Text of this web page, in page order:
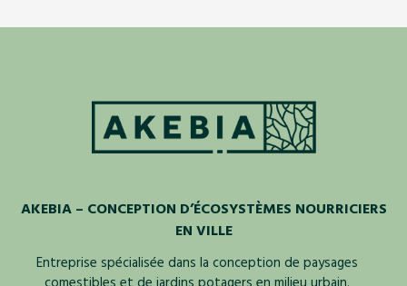
AKEBIA – CONCEPTION D’ÉCOSYSTÈMES NOURRICIERS
EN VILLE
Entreprise spécialisée dans la conception de paysages